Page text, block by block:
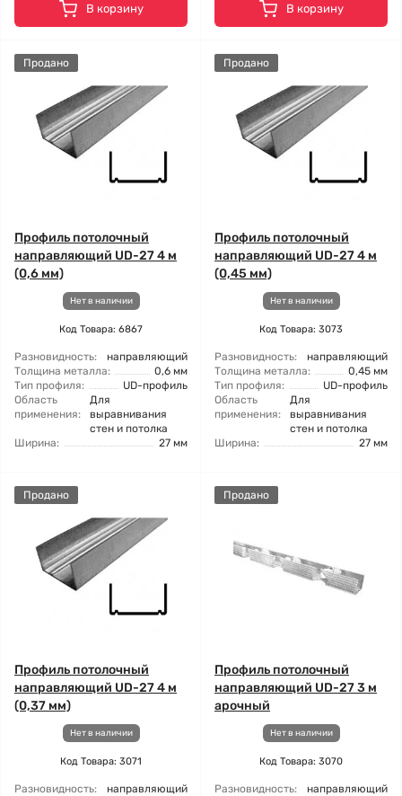
В корзину В корзину
Продано
Профиль потолочный
направляющий UD-27 4 м
(0,6 мм)
Нет в наличии
Код Товара: 6867
Разновидность:
направляющий
Толщина металла:
0,6 мм
Тип профиля:
UD-профиль
Область
применения:
Для
выравнивания
стен и потолка
Ширина:
27 мм
Продано
Профиль потолочный
направляющий UD-27 4 м
(0,45 мм)
Нет в наличии
Код Товара: 3073
Разновидность:
направляющий
Толщина металла:
0,45 мм
Тип профиля:
UD-профиль
Область
применения:
Для
выравнивания
стен и потолка
Ширина:
27 мм
Продано
Профиль потолочный
направляющий UD-27 4 м
(0,37 мм)
Нет в наличии
Код Товара: 3071
Разновидность:
направляющий
Продано
Профиль потолочный
направляющий UD-27 3 м
арочный
Нет в наличии
Код Товара: 3070
Разновидность:
направляющий